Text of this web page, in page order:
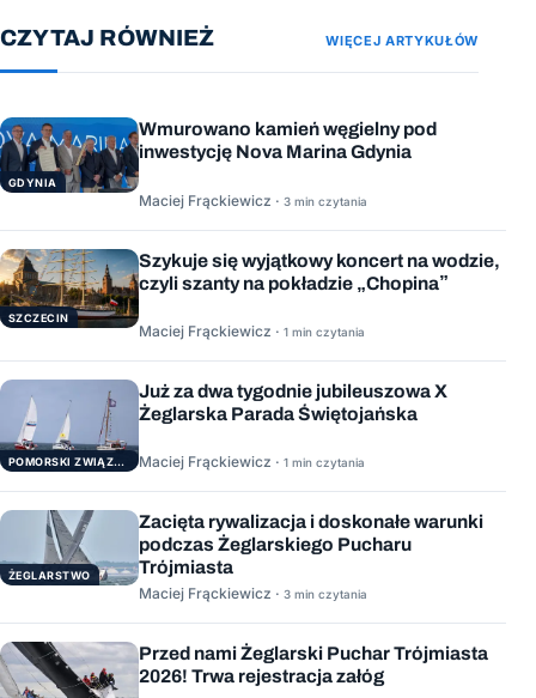
CZYTAJ RÓWNIEŻ WIĘCEJ ARTYKUŁÓW
GDYNIA
Wmurowano kamień węgielny pod
inwestycję Nova Marina Gdynia
Maciej Frąckiewicz · 3 min czytania
SZCZECIN
Szykuje się wyjątkowy koncert na wodzie,
czyli szanty na pokładzie „Chopina”
Maciej Frąckiewicz · 1 min czytania
POMORSKI ZWIĄZEK ŻEGLARSKI
Już za dwa tygodnie jubileuszowa X
Żeglarska Parada Świętojańska
Maciej Frąckiewicz · 1 min czytania
ŻEGLARSTWO
Zacięta rywalizacja i doskonałe warunki
podczas Żeglarskiego Pucharu
Trójmiasta
Maciej Frąckiewicz · 3 min czytania
Przed nami Żeglarski Puchar Trójmiasta
2026! Trwa rejestracja załóg